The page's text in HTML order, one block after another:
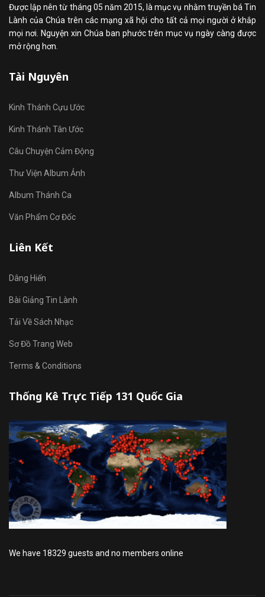
Được lập nên từ tháng 05 năm 2015, là mục vụ nhằm truyền bá Tin
Lành của Chúa trên các mạng xã hội cho tất cả mọi người ở khắp
mọi nơi. Nguyện xin Chúa ban phước trên mục vụ ngày càng được
mở rộng hơn.
Tài Nguyên
Kinh Thánh Cựu Ước
Kinh Thánh Tân Ước
Câu Chuyện Cảm Động
Thư Viện Album Ảnh
Album Thánh Ca
Văn Phẩm Cơ Đốc
Liên Kết
Dâng Hiến
Bài Giảng Tin Lành
Tải Về Sách Nhạc
Sơ Đồ Trang Web
Terms & Conditions
Thống Kê Trực Tiếp 131 Quốc Gia
We have 18329 guests and no members online